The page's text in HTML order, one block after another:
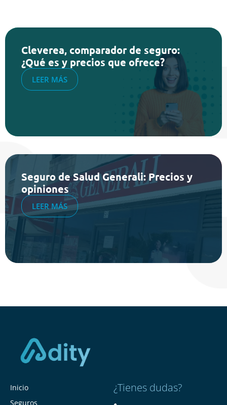
Cleverea, comparador de seguro:
¿Qué es y precios que ofrece?
LEER MÁS
Seguro de Salud Generali: Precios y
opiniones
LEER MÁS
Inicio
Seguros
¿Tienes dudas?